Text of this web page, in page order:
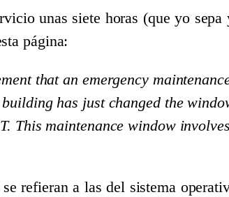
unas siete horas (que yo
página:
that an emergency
has just changed the
This maintenance window
refieran a las del sistema